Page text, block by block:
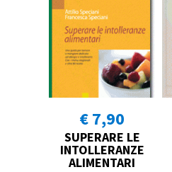
€ 7,90
SUPERARE LE
INTOLLERANZE
ALIMENTARI